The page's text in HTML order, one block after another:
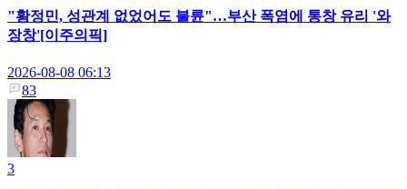
"황정민, 성관계 없었어도 불륜"…부산 폭염에 통창 유리 '와
장창'[이주의픽]
2026-08-08 06:13
83
3